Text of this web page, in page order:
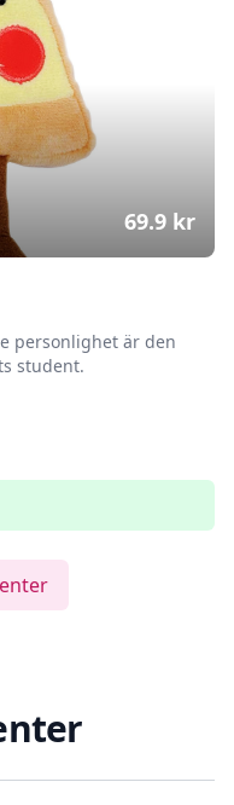
personlighet är den
student.
69.9 kr